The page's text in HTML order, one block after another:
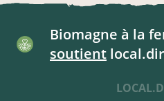
Biomagne à la
soutient